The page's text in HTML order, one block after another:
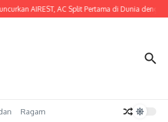
AIREST, AC Split Pertama di Dunia dengan
Ragam